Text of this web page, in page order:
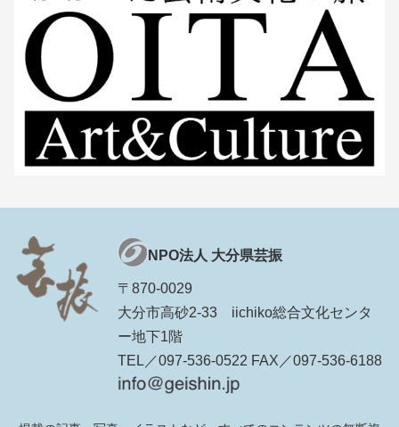
NPO法人 大分県芸振
〒870-0029
大分市高砂2-33 iichiko総合文化センタ
ー地下1階
TEL／097-536-0522 FAX／097-536-6188